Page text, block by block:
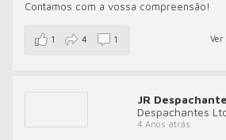
Contamos com a vossa compreensão!
Ver
1 4 1
JR
Despachantes
4 Anos atrás